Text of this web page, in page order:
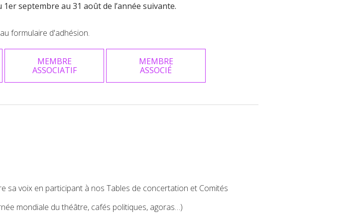
septembre au 31 août de l’année suivante.
formulaire d'adhésion.
MEMBRE
ASSOCIATIF
MEMBRE
ASSOCIÉ
sa voix en participant à nos Tables de concertation et Comités
mondiale du théâtre, cafés politiques, agoras…)